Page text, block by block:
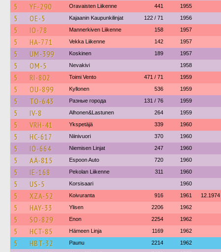
5 YF-290 Oravaisten Liikenne 441 1955
5 OE-5 Kajaanin Kaupunkilinjat 122 / 71 1956
5 IO-78 Mannerkiven Liikenne 158 1957
5 HA-771 Vekka Liikenne 142 1957
5 UM-399 Koskinen 189 1957
5 OM-5 Nevakivi 1958
5 RI-802 Toimi Vento 471 / 71 1959
5 OU-899 Kyllonen 536 1959
5 TO-643 Разные города 131 / 76 1959
5 IV-8 Alhonen&Lastunen 264 1959
5 VRH-41 Ykspetäjä 339 1960
5 HC-617 Niinivuori 370 1960
5 IÖ-664 Niemisen Linjat 247 1960
5 AÄ-815 Espoon Auto 720 1960
5 IE-168 Pekolan Liikenne 311 1960
5 US-5 Korsisaari 1960
5 XZA-52 Koivuranta 916 1961 12.1974
5 HAY-33 Ylisen 2206 1962
5 SO-829 Enon 2254 1962
5 HCT-85 Hämeen Linja 1169 1962
5 HBT-32 Paunu 2214 1962